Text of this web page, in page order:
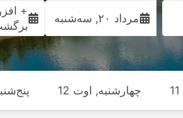
مرداد ۲۰, سه‌شنبه
+
چهارشنبه, اوت 12